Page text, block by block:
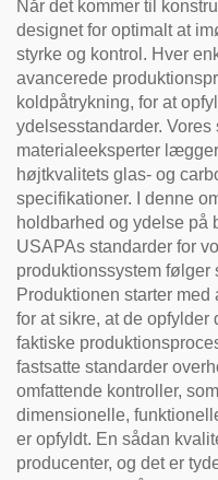
Når det kommer til
designet for optimalt at
styrke og kontrol. Hver
avancerede
koldpåtrykning, for at
ydelsesstandarder.
materialeeksperter
højtkvalitets glas- og
specifikationer. I denne
holdbarhed og ydelse på
USAPAs standarder for
produktionssystem følger
Produktionen starter
for at sikre, at de opfylder
faktiske
fastsatte standarder
omfattende kontroller,
dimensionelle,
er opfyldt. En sådan
producenter, og det er